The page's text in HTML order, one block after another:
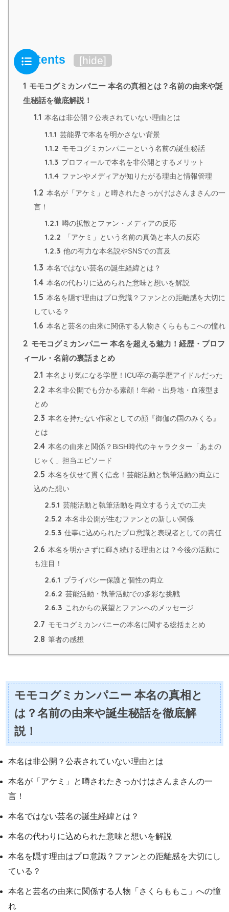
Contents [hide]
1 モモコグミカンパニー 本名の真相とは？名前の由来や誕
生秘話を徹底解説！
1.1 本名は非公開？公表されていない理由とは
1.1.1 芸能界で本名を明かさない背景
1.1.2 モモコグミカンパニーという名前の誕生秘話
1.1.3 プロフィールで本名を非公開とするメリット
1.1.4 ファンやメディアが知りたがる理由と情報管理
1.2 本名が「アケミ」と噂されたきっかけはさんまさんの一
言！
1.2.1 噂の拡散とファン・メディアの反応
1.2.2 「アケミ」という名前の真偽と本人の反応
1.2.3 他の有力な本名説やSNSでの言及
1.3 本名ではない芸名の誕生経緯とは？
1.4 本名の代わりに込められた意味と想いを解説
1.5 本名を隠す理由はプロ意識？ファンとの距離感を大切に
している？
1.6 本名と芸名の由来に関係する人物さくらももこへの憧れ
2 モモコグミカンパニー 本名を超える魅力！経歴・プロフ
ィール・名前の裏話まとめ
2.1 本名より気になる学歴！ICU卒の高学歴アイドルだった
2.2 本名非公開でも分かる素顔！年齢・出身地・血液型ま
とめ
2.3 本名を持たない作家としての顔『御伽の国のみくる』
とは
2.4 本名の由来と関係？BiSH時代のキャラクター「あまの
じゃく」担当エピソード
2.5 本名を伏せて貫く信念！芸能活動と執筆活動の両立に
込めた想い
2.5.1 芸能活動と執筆活動を両立するうえでの工夫
2.5.2 本名非公開が生むファンとの新しい関係
2.5.3 仕事に込められたプロ意識と表現者としての責任
2.6 本名を明かさずに輝き続ける理由とは？今後の活動に
も注目！
2.6.1 プライバシー保護と個性の両立
2.6.2 芸能活動・執筆活動での多彩な挑戦
2.6.3 これからの展望とファンへのメッセージ
2.7 モモコグミカンパニーの本名に関する総括まとめ
2.8 筆者の感想
モモコグミカンパニー 本名の真相と
は？名前の由来や誕生秘話を徹底解
説！
本名は非公開？公表されていない理由とは
本名が「アケミ」と噂されたきっかけはさんまさんの一
言！
本名ではない芸名の誕生経緯とは？
本名の代わりに込められた意味と想いを解説
本名を隠す理由はプロ意識？ファンとの距離感を大切にし
ている？
本名と芸名の由来に関係する人物「さくらももこ」への憧
れ